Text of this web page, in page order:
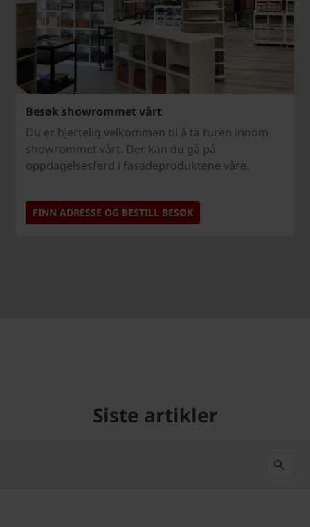
Besøk showrommet vårt
Du er hjertelig velkommen til å ta turen innom
showrommet vårt. Der kan du gå på
oppdagelsesferd i fasadeproduktene våre.
FINN ADRESSE OG BESTILL BESØK
Siste artikler